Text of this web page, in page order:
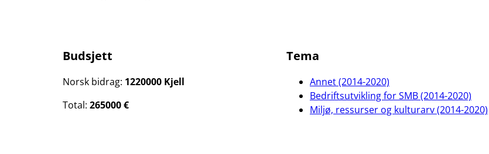
Budsjett
Norsk bidrag: 1220000 Kjell
Total: 265000 €
Tema
Annet (2014-2020)
Bedriftsutvikling for SMB (2014-2020)
Miljø, ressurser og kulturarv (2014-2020)